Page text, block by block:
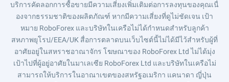
บริการคัดลอกการซื้อขายมีความเสี่ยงเพิ่มเติมต่อการลงทุนของคุณเนื่ิ
องจากธรรมชาติของผลิตภัณฑ์ หากมีความเสี่ยงที่ดูไม่ชัดเจน เป้า
หมาย RoboForex และบริษัทในเครือไม่ได้กำหนดสำหรับลูกค้า
สหภาพยุโรป/EEA/UK สื่อการตลาดบนเว็บไซต์นี้ไม่ได้มีไว้สำหรับผู้ที่
อาศัยอยู่ในสหราชอาณาจักร โฆษณาของ RoboForex Ltd ไม่ได้มุ่ง
เป้าไปที่ผู้อยู่อาศัยในมาเลเซีย RoboForex Ltd และบริษัทในเครือไม่
สามารถให้บริการในอาณาเขตของสหรัฐอเมริกา แคนาดา ญี่ปุ่น